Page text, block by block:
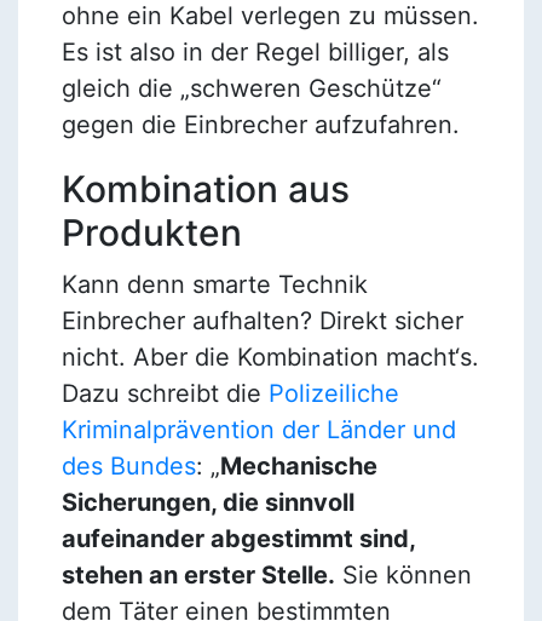
ohne ein Kabel verlegen zu müssen.
Es ist also in der Regel billiger, als
gleich die „schweren Geschütze“
gegen die Einbrecher aufzufahren.
Kombination aus
Produkten
Kann denn smarte Technik
Einbrecher aufhalten? Direkt sicher
nicht. Aber die Kombination macht‘s.
Dazu schreibt die Polizeiliche
Kriminalprävention der Länder und
des Bundes: „Mechanische
Sicherungen, die sinnvoll
aufeinander abgestimmt sind,
stehen an erster Stelle. Sie können
dem Täter einen bestimmten